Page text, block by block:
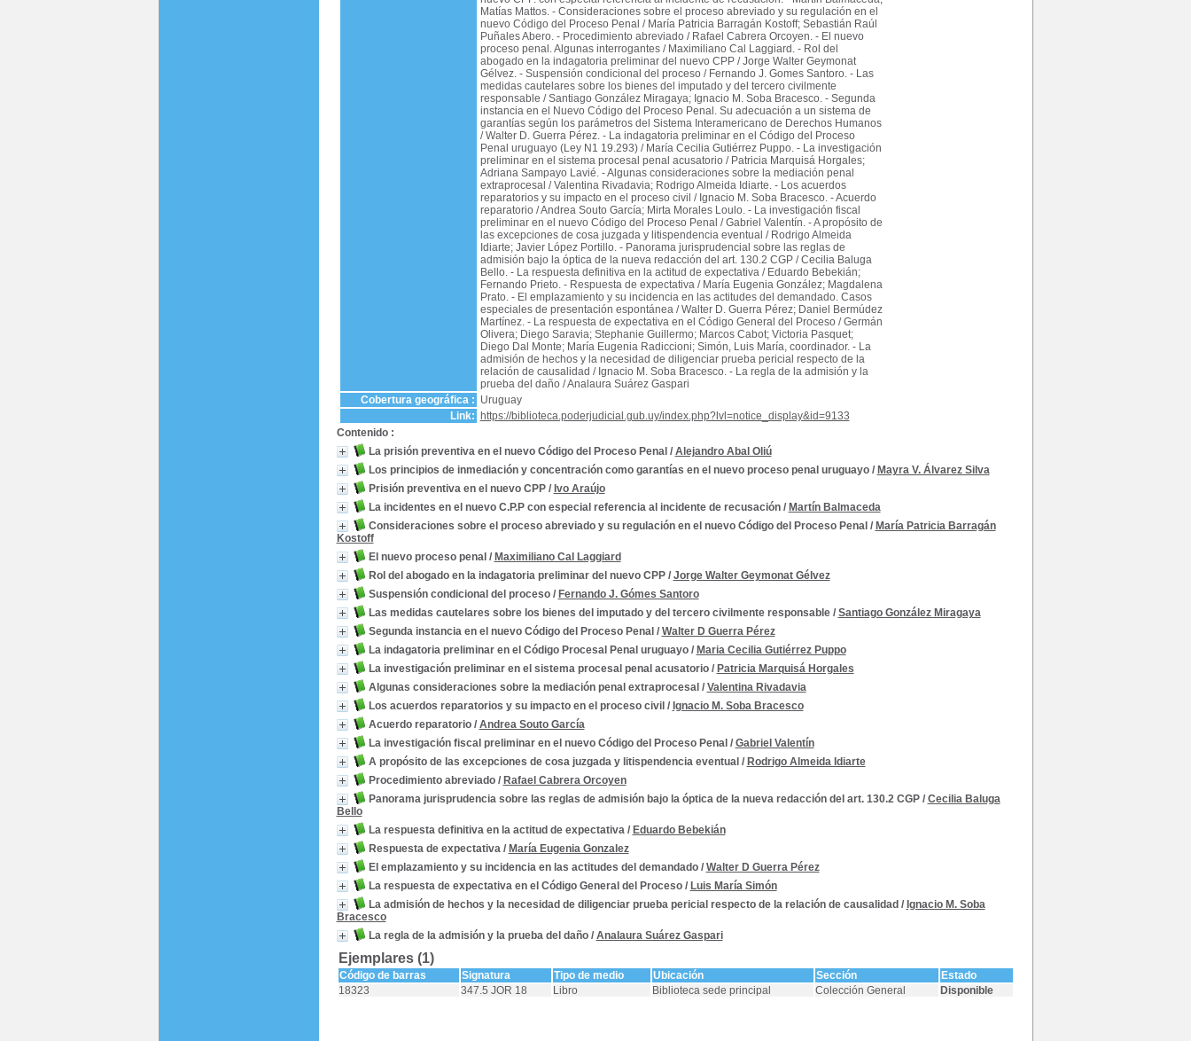
Matías Mattos. - Consideraciones sobre el proceso abreviado y su regulación en el
nuevo Código del Proceso Penal / María Patricia Barragán Kostoff; Sebastián Raúl
Puñales Abero. - Procedimiento abreviado / Rafael Cabrera Orcoyen. - El nuevo
proceso penal. Algunas interrogantes / Maximiliano Cal Laggiard. - Rol del
abogado en la indagatoria preliminar del nuevo CPP / Jorge Walter Geymonat
Gélvez. - Suspensión condicional del proceso / Fernando J. Gomes Santoro. - Las
medidas cautelares sobre los bienes del imputado y del tercero civilmente
responsable / Santiago González Miragaya; Ignacio M. Soba Bracesco. - Segunda
instancia en el Nuevo Código del Proceso Penal. Su adecuación a un sistema de
garantías según los parámetros del Sistema Interamericano de Derechos Humanos
/ Walter D. Guerra Pérez. - La indagatoria preliminar en el Código del Proceso
Penal uruguayo (Ley N1 19.293) / María Cecilia Gutiérrez Puppo. - La investigación
preliminar en el sistema procesal penal acusatorio / Patricia Marquisá Horgales;
Adriana Sampayo Lavié. - Algunas consideraciones sobre la mediación penal
extraprocesal / Valentina Rivadavia; Rodrigo Almeida Idiarte. - Los acuerdos
reparatorios y su impacto en el proceso civil / Ignacio M. Soba Bracesco. - Acuerdo
reparatorio / Andrea Souto García; Mirta Morales Loulo. - La investigación fiscal
preliminar en el nuevo Código del Proceso Penal / Gabriel Valentín. - A propósito de
las excepciones de cosa juzgada y litispendencia eventual / Rodrigo Almeida
Idiarte; Javier López Portillo. - Panorama jurisprudencial sobre las reglas de
admisión bajo la óptica de la nueva redacción del art. 130.2 CGP / Cecilia Baluga
Bello. - La respuesta definitiva en la actitud de expectativa / Eduardo Bebekián;
Fernando Prieto. - Respuesta de expectativa / María Eugenia González; Magdalena
Prato. - El emplazamiento y su incidencia en las actitudes del demandado. Casos
especiales de presentación espontánea / Walter D. Guerra Pérez; Daniel Bermúdez
Martínez. - La respuesta de expectativa en el Código General del Proceso / Germán
Olivera; Diego Saravia; Stephanie Guillermo; Marcos Cabot; Victoria Pasquet;
Diego Dal Monte; María Eugenia Radiccioni; Simón, Luis María, coordinador. - La
admisión de hechos y la necesidad de diligenciar prueba pericial respecto de la
relación de causalidad / Ignacio M. Soba Bracesco. - La regla de la admisión y la
prueba del daño / Analaura Suárez Gaspari
Cobertura geográfica : Uruguay
Link:
https://biblioteca.poderjudicial.gub.uy/index.php?lvl=notice_display&id=9133
Contenido :
La prisión preventiva en el nuevo Código del Proceso Penal / Alejandro Abal Oliú
Los principios de inmediación y concentración como garantías en el nuevo proceso penal uruguayo/ Mayra V. Álvarez Silva
Prisión preventiva en el nuevo CPP/ Ivo Araújo
La incidentes en el nuevo C.P.P con especial referencia al incidente de recusación/ Martín Balmaceda
Consideraciones sobre el proceso abreviado y su regulación en el nuevo Código del Proceso Penal / María Patricia Barragán
Kostoff
El nuevo proceso penal / Maximiliano Cal Laggiard
Rol del abogado en la indagatoria preliminar del nuevo CPP/ Jorge Walter Geymonat Gélvez
Suspensión condicional del proceso/ Fernando J. Gómes Santoro
Las medidas cautelares sobre los bienes del imputado y del tercero civilmente responsable/ Santiago González Miragaya
Segunda instancia en el nuevo Código del Proceso Penal / Walter D Guerra Pérez
La indagatoria preliminar en el Código Procesal Penal uruguayo/ Maria Cecilia Gutiérrez Puppo
La investigación preliminar en el sistema procesal penal acusatorio/ Patricia Marquisá Horgales
Algunas consideraciones sobre la mediación penal extraprocesal / Valentina Rivadavia
Los acuerdos reparatorios y su impacto en el proceso civil / Ignacio M. Soba Bracesco
Acuerdo reparatorio/ Andrea Souto García
La investigación fiscal preliminar en el nuevo Código del Proceso Penal / Gabriel Valentín
A propósito de las excepciones de cosa juzgada y litispendencia eventual / Rodrigo Almeida Idiarte
Procedimiento abreviado/ Rafael Cabrera Orcoyen
Panorama jurisprudencia sobre las reglas de admisión bajo la óptica de la nueva redacción del art. 130.2 CGP/ Cecilia Baluga
Bello
La respuesta definitiva en la actitud de expectativa/ Eduardo Bebekián
Respuesta de expectativa/ María Eugenia Gonzalez
El emplazamiento y su incidencia en las actitudes del demandado/ Walter D Guerra Pérez
La respuesta de expectativa en el Código General del Proceso/ Luis María Simón
La admisión de hechos y la necesidad de diligenciar prueba pericial respecto de la relación de causalidad / Ignacio M. Soba
Bracesco
La regla de la admisión y la prueba del daño/ Analaura Suárez Gaspari
Ejemplares (1)
Código de barras Signatura Tipo de medio Ubicación Sección
Estado
18323
347.5 JOR 18 Libro Biblioteca sede principal Colección General Disponible